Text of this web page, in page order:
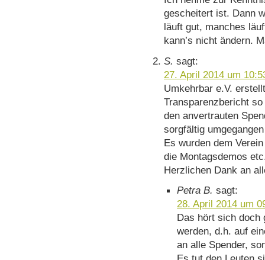
gescheitert ist. Dann
läuft gut, manches
kann’s nicht ändern.
S. sagt:
27. April 2014 um
Umkehrbar e.V.
Transparenzbericht
den anvertrauten
sorgfältig
Es wurden dem
die Montagsdemos
Herzlichen Dank an
Petra B. sagt:
28. April 2014 um
Das hört sich doch
werden, d.h. auf
an alle Spender,